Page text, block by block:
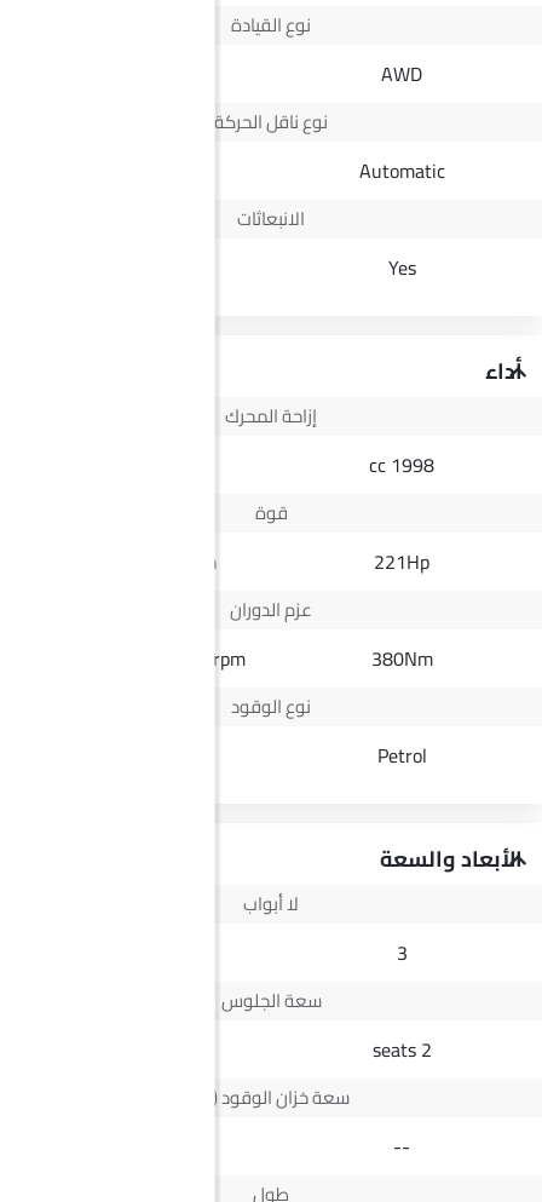
نوع القيادة
AWD
نوع ناقل الحركة
Automatic
الانبعاثات
Yes
أداء
إزاحة المحرك
1998 cc
قوة
221Hp
164Hp@3400rpm
عزم الدوران
380Nm
430Nm@1600-2200rpm
نوع الوقود
Petrol
الأبعاد والسعة
لا أبواب
3
سعة الجلوس
2 seats
سعة خزان الوقود (لتر)
--
طول